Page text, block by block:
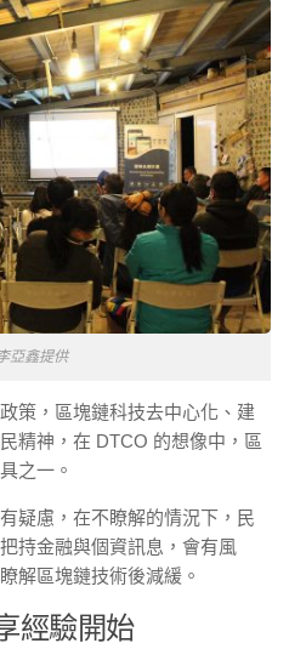
亞鑫提供
策，區塊鏈科技去中心化、建
精神，在 DTCO 的想像中，區
之一。
疑慮，在不瞭解的情況下，民
持金融與個資訊息，會有風
解區塊鏈技術後減緩。
經驗開始